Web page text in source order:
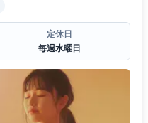
定休日
毎週水曜日